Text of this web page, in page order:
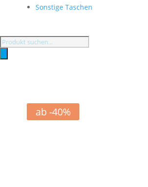
Sonstige Taschen
Products
ab -40%